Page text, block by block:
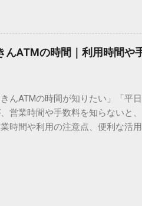
す。 具体的な手順（Unicode入力
る（※重要）。 **「20BB7」**
数字が、一瞬で対応する漢字（例
スマートクラブ」と、LINEや公
。この記事では、忙しい毎日を
川急便の再配達が劇的に変わる「
ービス「スマートクラブ」です。
前はウェブサイトを開いてログイ
達時間を変更するといった先回り
で最も利用されているコミュニケ
1. トーク画面からワンタップで
ます。そのまま画面上のボタンを
伺います」というメッセージが届
んATMの時間｜利用時間や
きんATMの時間が知りたい」「平
営業時間や手数料を知らないと
時間や利用の注意点、便利な活
止（※一部店舗では土曜日のみ利
提携ATMを使う際は、 時間帯に